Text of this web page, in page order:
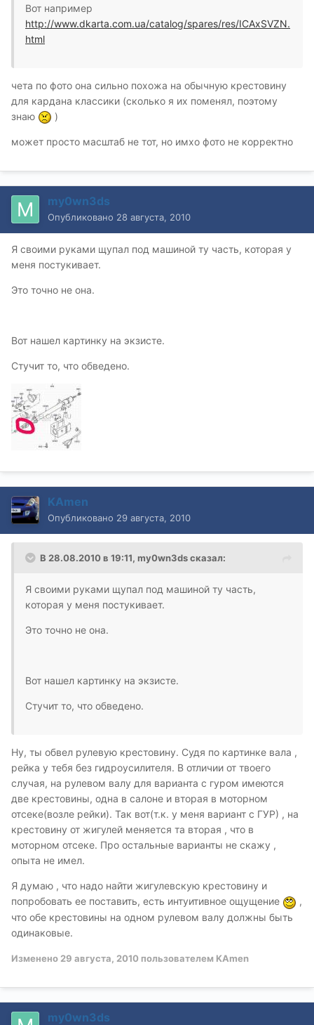
Вот например
http://www.dkarta.com.ua/catalog/spares/res/ICAxSVZN.
html
чета по фото она сильно похожа на обычную крестовину
для кардана классики (сколько я их поменял, поэтому
знаю
)
может просто масштаб не тот, но имхо фото не корректно
my0wn3ds
Опубликовано 28 августа, 2010
Я своими руками щупал под машиной ту часть, которая у
меня постукивает.
Это точно не она.
Вот нашел картинку на экзисте.
Стучит то, что обведено.
KAmen
Опубликовано 29 августа, 2010
В 28.08.2010 в 19:11, my0wn3ds сказал:
Я своими руками щупал под машиной ту часть,
которая у меня постукивает.
Это точно не она.
Вот нашел картинку на экзисте.
Стучит то, что обведено.
Ну, ты обвел рулевую крестовину. Судя по картинке вала ,
рейка у тебя без гидроусилителя. В отличии от твоего
случая, на рулевом валу для варианта с гуром имеются
две крестовины, одна в салоне и вторая в моторном
отсеке(возле рейки). Так вот(т.к. у меня вариант с ГУР) , на
крестовину от жигулей меняется та вторая , что в
моторном отсеке. Про остальные варианты не скажу ,
опыта не имел.
Я думаю , что надо найти жигулевскую крестовину и
попробовать ее поставить, есть интуитивное ощущение
,
что обе крестовины на одном рулевом валу должны быть
одинаковые.
Изменено 29 августа, 2010 пользователем KAmen
my0wn3ds